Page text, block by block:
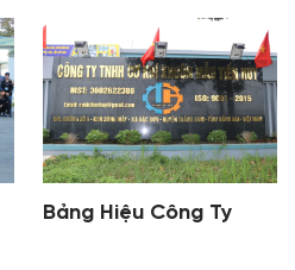
Bảng Hiệu Công Ty